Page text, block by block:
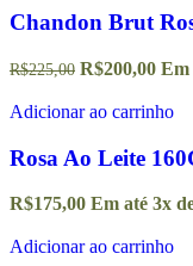
Chandon Brut
R$225,00 R$200,00 Em
Adicionar ao carrinho
Rosa Ao Leite
R$175,00 Em até 3x
Adicionar ao carrinho